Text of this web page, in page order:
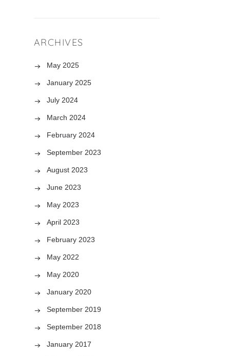
ARCHIVES
May 2025
January 2025
July 2024
March 2024
February 2024
September 2023
August 2023
June 2023
May 2023
April 2023
February 2023
May 2022
May 2020
January 2020
September 2019
September 2018
January 2017